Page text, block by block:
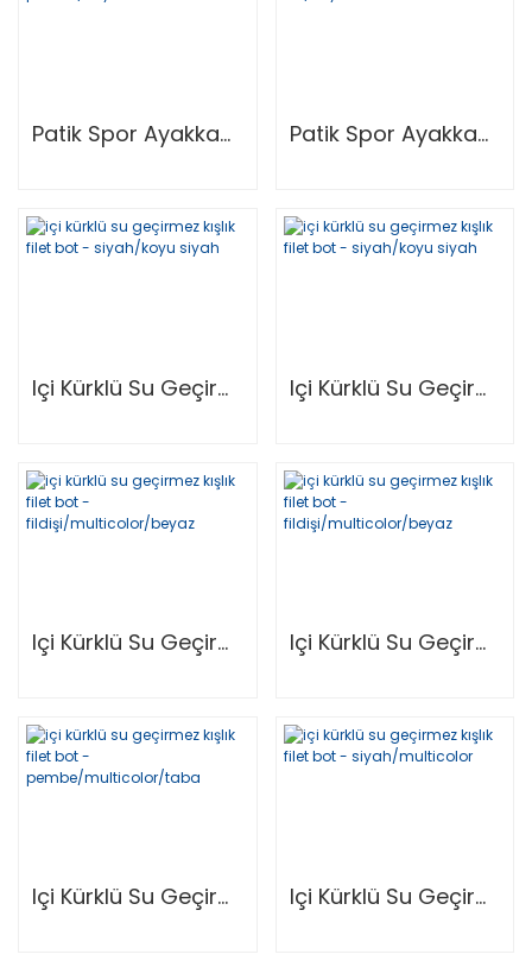
Patik Spor Ayakkabı - Pembe/Beyaz Patik Spor Ayakkabı - Lilo/Beyaz
Içi Kürklü Su Geçirmez Kışlık Filet Bot - Siyah/Koyu Siyah Içi Kürklü Su Geçirmez Kışlık Filet Bot - Siyah/Koyu Siyah
Içi Kürklü Su Geçirmez Kışlık Filet Bot - Fildişi/Multicolor/Beyaz Içi Kürklü Su Geçirmez Kışlık Filet Bot - Fildişi/Multicolor/Beyaz
Içi Kürklü Su Geçirmez Kışlık Filet Bot - Pembe/Multicolor/Taba Içi Kürklü Su Geçirmez Kışlık Filet Bot - Siyah/Multicolor